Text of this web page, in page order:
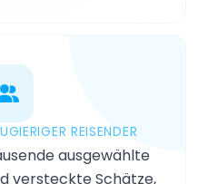
REISENDER
ausgewählte
versteckte Schätze,